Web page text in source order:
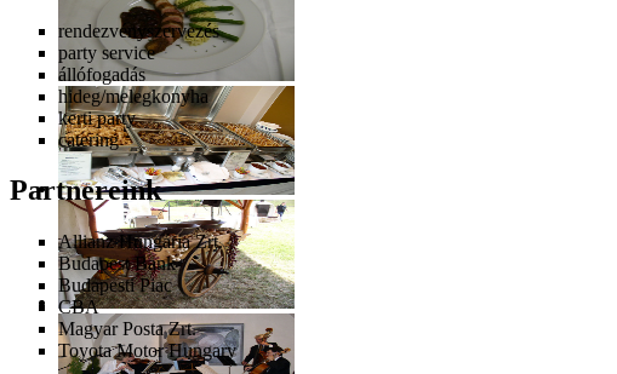
rendezvényszervezés
party service
állófogadás
hideg/melegkonyha
kerti party
catering
Partnereink
Allianz Hungária Zrt.
Budapest Bank
Budapesti Piac
CBA
Magyar Posta Zrt.
Toyota Motor Hungary